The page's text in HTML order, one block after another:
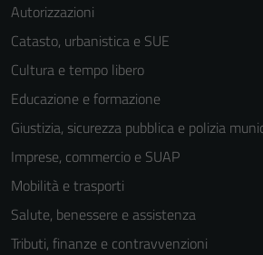
Autorizzazioni
Catasto, urbanistica e SUE
Cultura e tempo libero
Educazione e formazione
Giustizia, sicurezza pubblica e polizia
Imprese, commercio e SUAP
Mobilità e trasporti
Salute, benessere e assistenza
Tributi, finanze e contravvenzioni